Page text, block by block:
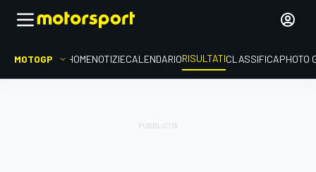
MOTOGP HOMENOTIZIECALENDARIORISULTATICLASSIFICAPHOTO